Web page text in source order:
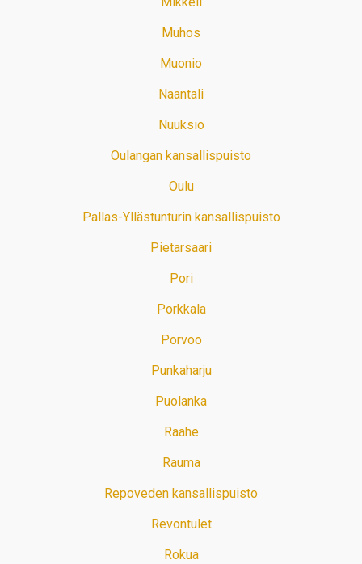
Muhos
Muonio
Naantali
Nuuksio
Oulangan kansallispuisto
Oulu
Pallas-Yllästunturin kansallispuisto
Pietarsaari
Pori
Porkkala
Porvoo
Punkaharju
Puolanka
Raahe
Rauma
Repoveden kansallispuisto
Revontulet
Rokua